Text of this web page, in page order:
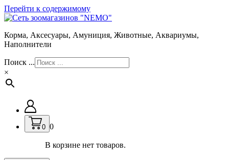
Перейти к содержимому
Корма, Аксесуары, Амуниция, Животные, Аквариумы,
Наполнители
Поиск ...
×
0 0
В корзине нет товаров.